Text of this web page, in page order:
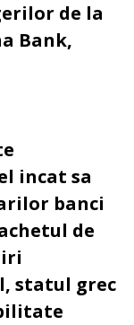
de la
Bank,
incat sa
banci
de
statul grec